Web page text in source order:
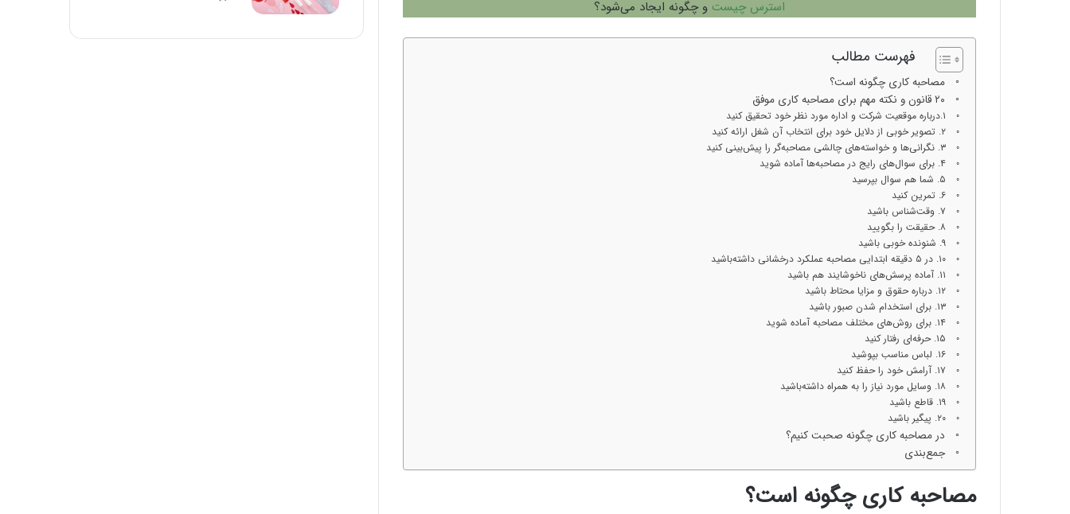
استرس چیست و چگونه ایجاد می‌شود؟
فهرست مطالب
مصاحبه کاری چگونه است؟
۲۰ قانون و نکته مهم برای مصاحبه کاری موفق
۱.درباره موقعیت شرکت و اداره مورد نظر خود تحقیق کنید
۲. تصویر خوبی از دلایل خود برای انتخاب آن شغل ارائه کنید
۳. نگرانی‌ها و خواسته‌های چالشی مصاحبه‌گر را پیش‌بینی کنید
۴. برای سوال‌های رایج در مصاحبه‌ها آماده شوید
۵. شما هم سوال بپرسید
۶. تمرین کنید
۷. وقت‌شناس باشید
۸. حقیقت را بگویید
۹. شنونده خوبی باشید
۱۰. در ۵ دقیقه ابتدایی مصاحبه عملکرد درخشانی داشته‌باشید
۱۱. آماده پرسش‌های ناخوشایند هم باشید
۱۲. درباره حقوق و مزایا محتاط باشید
۱۳. برای استخدام شدن صبور باشید
۱۴. برای روش‌های مختلف مصاحبه آماده شوید
۱۵. حرفه‌ای رفتار کنید
۱۶. لباس مناسب بپوشید
۱۷. آرامش خود را حفظ کنید
۱۸. وسایل مورد نیاز را به همراه داشته‌باشید
۱۹. قاطع باشید
۲۰. پیگیر باشید
در مصاحبه کاری چگونه صحبت کنیم؟
جمع‌بندی
مصاحبه کاری چگونه است؟